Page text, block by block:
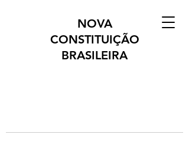
NOVA
CONSTITUIÇÃO
BRASILEIRA